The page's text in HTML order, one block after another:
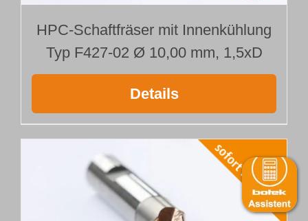
HPC-Schaftfräser mit Innenkühlung
Typ F427-02 Ø 10,00 mm, 1,5xD
Details